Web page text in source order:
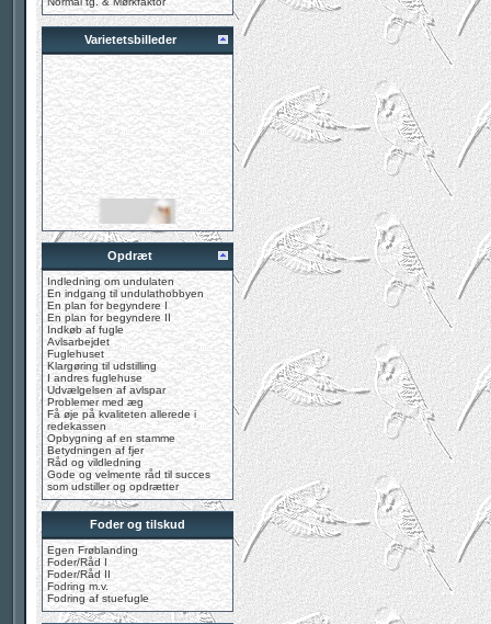
Varietetsbilleder
Opdræt
Indledning om undulaten
En indgang til undulathobbyen
En plan for begyndere I
En plan for begyndere II
Indkøb af fugle
Avlsarbejdet
Fuglehuset
Klargøring til udstilling
I andres fuglehuse
Udvælgelsen af avlspar
Problemer med æg
Få øje på kvaliteten allerede i
redekassen
Opbygning af en stamme
Betydningen af fjer
Råd og vildledning
Gode og velmente råd til succes
som udstiller og opdrætter
Foder og tilskud
Egen Frøblanding
Foder/Råd I
Foder/Råd II
Fodring m.v.
Fodring af stuefugle